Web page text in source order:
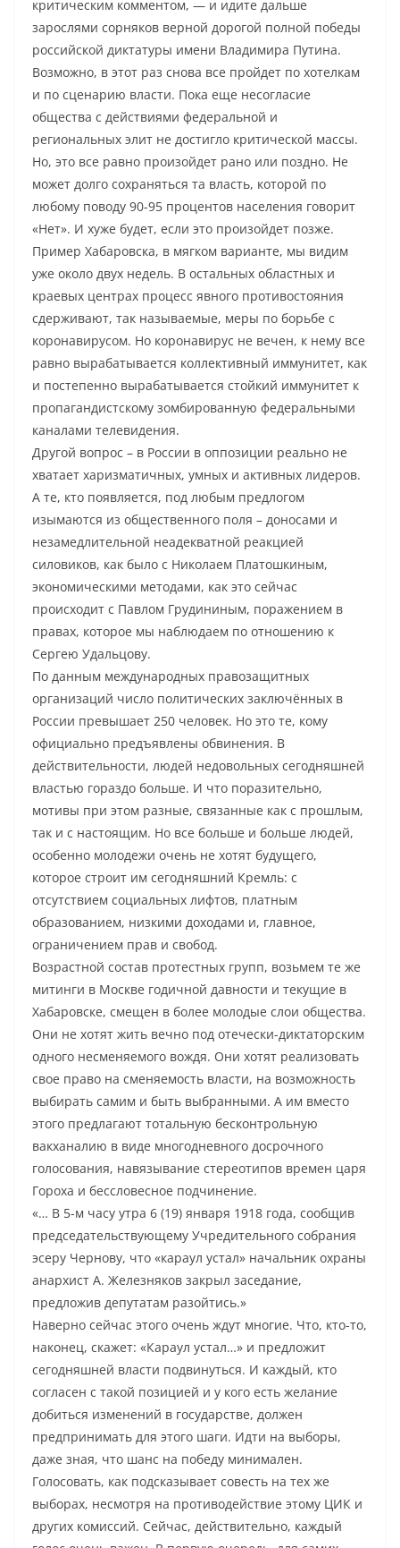
критическим комментом, — и идите дальше
зарослями сорняков верной дорогой полной победы
российской диктатуры имени Владимира Путина.
Возможно, в этот раз снова все пройдет по хотелкам
и по сценарию власти. Пока еще несогласие
общества с действиями федеральной и
региональных элит не достигло критической массы.
Но, это все равно произойдет рано или поздно. Не
может долго сохраняться та власть, которой по
любому поводу 90-95 процентов населения говорит
«Нет». И хуже будет, если это произойдет позже.
Пример Хабаровска, в мягком варианте, мы видим
уже около двух недель. В остальных областных и
краевых центрах процесс явного противостояния
сдерживают, так называемые, меры по борьбе с
коронавирусом. Но коронавирус не вечен, к нему все
равно вырабатывается коллективный иммунитет, как
и постепенно вырабатывается стойкий иммунитет к
пропагандистскому зомбированную федеральными
каналами телевидения.
Другой вопрос – в России в оппозиции реально не
хватает харизматичных, умных и активных лидеров.
А те, кто появляется, под любым предлогом
изымаются из общественного поля – доносами и
незамедлительной неадекватной реакцией
силовиков, как было с Николаем Платошкиным,
экономическими методами, как это сейчас
происходит с Павлом Грудининым, поражением в
правах, которое мы наблюдаем по отношению к
Сергею Удальцову.
По данным международных правозащитных
организаций число политических заключённых в
России превышает 250 человек. Но это те, кому
официально предъявлены обвинения. В
действительности, людей недовольных сегодняшней
властью гораздо больше. И что поразительно,
мотивы при этом разные, связанные как с прошлым,
так и с настоящим. Но все больше и больше людей,
особенно молодежи очень не хотят будущего,
которое строит им сегодняшний Кремль: с
отсутствием социальных лифтов, платным
образованием, низкими доходами и, главное,
ограничением прав и свобод.
Возрастной состав протестных групп, возьмем те же
митинги в Москве годичной давности и текущие в
Хабаровске, смещен в более молодые слои общества.
Они не хотят жить вечно под отечески-диктаторским
одного несменяемого вождя. Они хотят реализовать
свое право на сменяемость власти, на возможность
выбирать самим и быть выбранными. А им вместо
этого предлагают тотальную бесконтрольную
вакханалию в виде многодневного досрочного
голосования, навязывание стереотипов времен царя
Гороха и бессловесное подчинение.
«… В 5-м часу утра 6 (19) января 1918 года, сообщив
председательствующему Учредительного собрания
эсеру Чернову, что «караул устал» начальник охраны
анархист А. Железняков закрыл заседание,
предложив депутатам разойтись.»
Наверно сейчас этого очень ждут многие. Что, кто-то,
наконец, скажет: «Караул устал…» и предложит
сегодняшней власти подвинуться. И каждый, кто
согласен с такой позицией и у кого есть желание
добиться изменений в государстве, должен
предпринимать для этого шаги. Идти на выборы,
даже зная, что шанс на победу минимален.
Голосовать, как подсказывает совесть на тех же
выборах, несмотря на противодействие этому ЦИК и
других комиссий. Сейчас, действительно, каждый